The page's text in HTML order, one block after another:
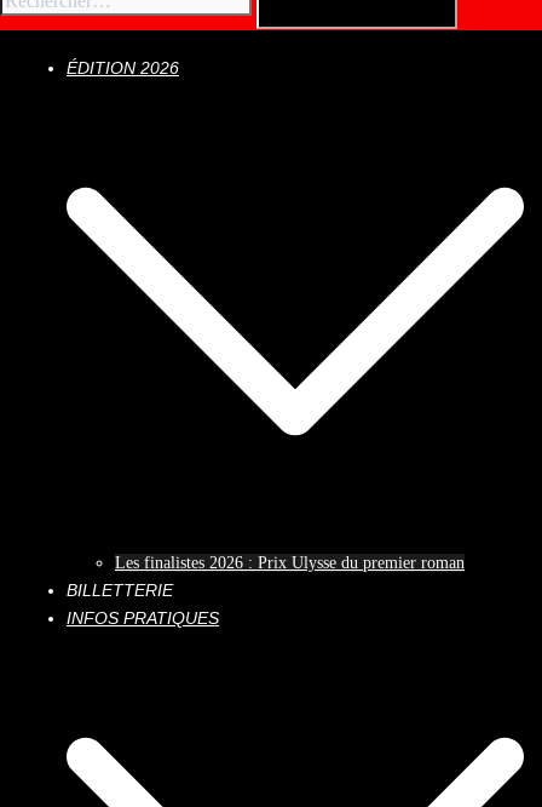
ÉDITION 2026
Les finalistes 2026 : Prix Ulysse du premier roman
BILLETTERIE
INFOS PRATIQUES